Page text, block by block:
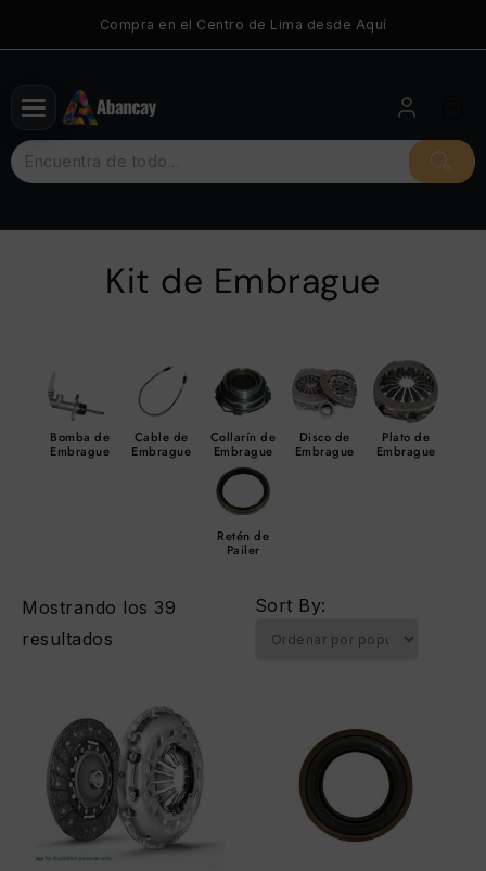
Compra en el Centro de Lima desde Aquí
Kit de Embrague
Bomba de
Embrague
Cable de
Embrague
Collarín de
Embrague
Disco de
Embrague
Plato de
Embrague
Retén de
Pailer
Mostrando los 39
resultados
Sort By: